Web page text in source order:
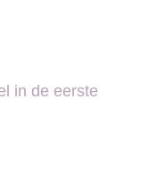
in de eerste